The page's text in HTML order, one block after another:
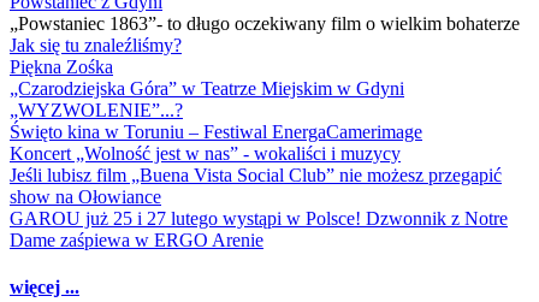
„Powstaniec 1863”- to długo oczekiwany film o wielkim bohaterze
Jak się tu znaleźliśmy?
Piękna Zośka
„Czarodziejska Góra” w Teatrze Miejskim w Gdyni
„WYZWOLENIE”...?
Święto kina w Toruniu – Festiwal EnergaCamerimage
Koncert „Wolność jest w nas” - wokaliści i muzycy
Jeśli lubisz film „Buena Vista Social Club” nie możesz przegapić
show na Ołowiance
GAROU już 25 i 27 lutego wystąpi w Polsce! Dzwonnik z Notre
Dame zaśpiewa w ERGO Arenie
więcej ...